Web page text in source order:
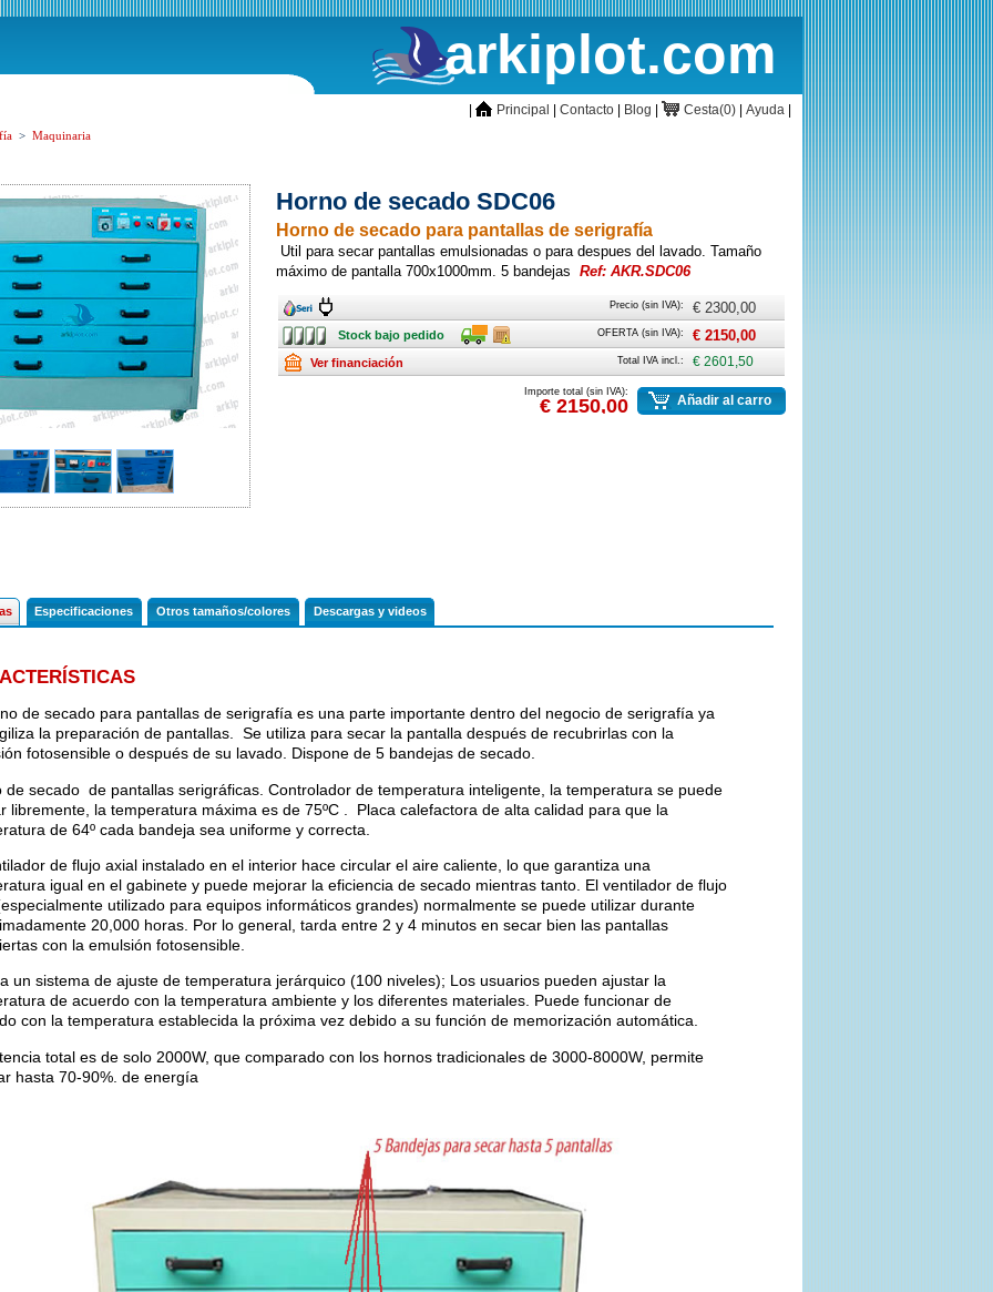
arkiplot.com
inicioPrincipal Contacto Blog CestaCesta(0) Ayuda
> Maquinaria
Horno de secado SDC06
Horno de secado para pantallas de serigrafía
Util para secar pantallas emulsionadas o para despues del lavado. Tamaño
máximo de pantalla 700x1000mm. 5 bandejas Ref: AKR.SDC06
Ancho Ancho Precio (sin IVA): € 2300,00
Stock
bajo
Stock bajo pedido Transporte
Caja OFERTA (sin IVA): € 2150,00
RentingVer financiación Total IVA incl.: € 2601,50
Importe total (sin IVA):
€ 2150,00 Añadir al carro
Especificaciones Otros tamaños/colores Descargas y videos
de secado para pantallas de serigrafía es una parte importante dentro del negocio de serigrafía ya
la preparación de pantallas. Se utiliza para secar la pantalla después de recubrirlas con la
fotosensible o después de su lavado. Dispone de 5 bandejas de secado.
de secado de pantallas serigráficas. Controlador de temperatura inteligente, la temperatura se puede
libremente, la temperatura máxima es de 75ºC . Placa calefactora de alta calidad para que la
de 64º cada bandeja sea uniforme y correcta.
de flujo axial instalado en el interior hace circular el aire caliente, lo que garantiza una
igual en el gabinete y puede mejorar la eficiencia de secado mientras tanto. El ventilador de flujo
utilizado para equipos informáticos grandes) normalmente se puede utilizar durante
20,000 horas. Por lo general, tarda entre 2 y 4 minutos en secar bien las pantallas
con la emulsión fotosensible.
un sistema de ajuste de temperatura jerárquico (100 niveles); Los usuarios pueden ajustar la
de acuerdo con la temperatura ambiente y los diferentes materiales. Puede funcionar de
con la temperatura establecida la próxima vez debido a su función de memorización automática.
total es de solo 2000W, que comparado con los hornos tradicionales de 3000-8000W, permite
hasta 70-90%. de energía